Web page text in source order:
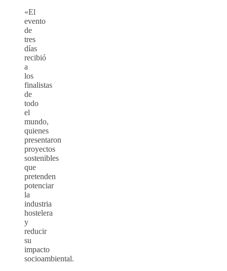
«El
evento
de
tres
días
recibió
a
los
finalistas
de
todo
el
mundo,
quienes
presentaron
proyectos
sostenibles
que
pretenden
potenciar
la
industria
hostelera
y
reducir
su
impacto
socioambiental.